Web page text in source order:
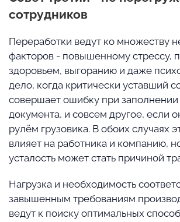
сотрудников
Переработки ведут ко множеству
факторов - повышенному стрессу,
здоровьем, выгоранию и даже
дело, когда критически уставший
совершает ошибку при заполнении
документа, и совсем другое, если
рулём грузовика. В обоих случаях
влияет на работника и компанию,
усталость может стать причиной
Нагрузка и необходимость
завышенным требованиям
ведут к поиску оптимальных